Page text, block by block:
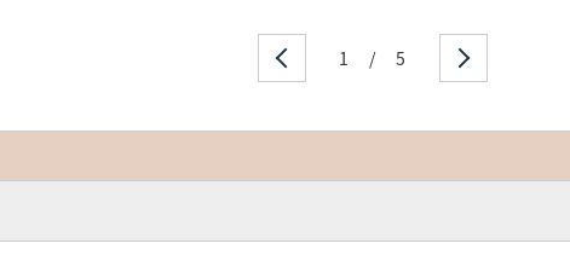
1 / 5